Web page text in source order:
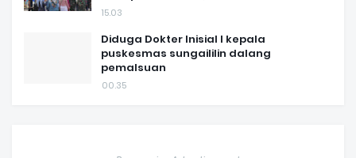
15.03
Diduga Dokter Inisial I kepala
puskesmas sungaililin dalang
pemalsuan
00.35